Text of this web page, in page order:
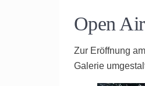
Open
Zur Eröffnung
Galerie